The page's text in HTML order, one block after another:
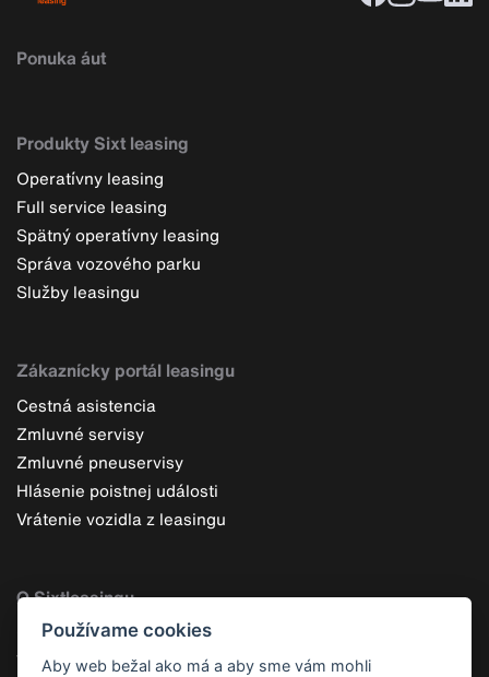
Ponuka áut
Produkty Sixt leasing
Operatívny leasing
Full service leasing
Spätný operatívny leasing
Správa vozového parku
Služby leasingu
Zákaznícky portál leasingu
Cestná asistencia
Zmluvné servisy
Zmluvné pneuservisy
Hlásenie poistnej události
Vrátenie vozidla z leasingu
O Sixtleasingu
Čo je operatívny leasing
Výhody operatívneho leasingu
Používame cookies
Aby web bežal ako má a aby sme vám mohli